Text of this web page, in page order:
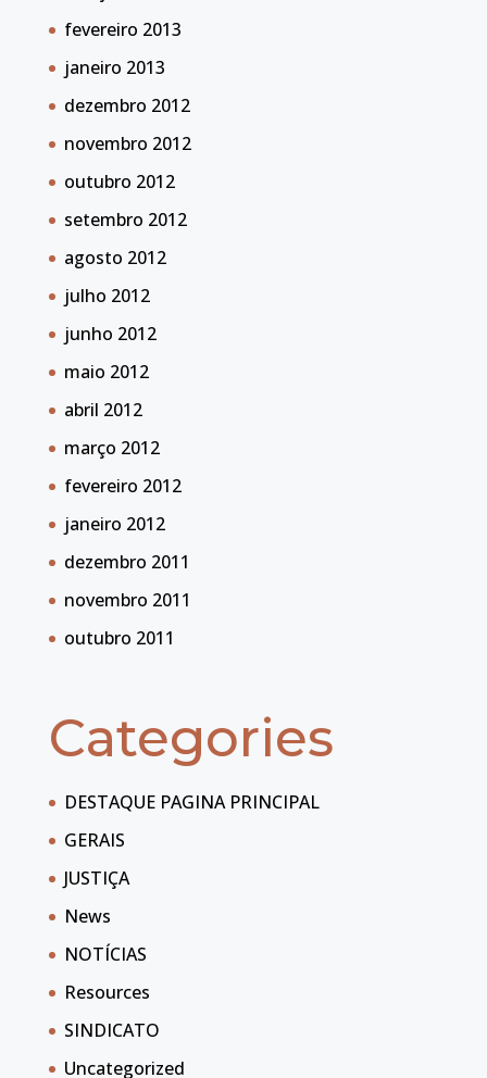
fevereiro 2013
janeiro 2013
dezembro 2012
novembro 2012
outubro 2012
setembro 2012
agosto 2012
julho 2012
junho 2012
maio 2012
abril 2012
março 2012
fevereiro 2012
janeiro 2012
dezembro 2011
novembro 2011
outubro 2011
Categories
DESTAQUE PAGINA PRINCIPAL
GERAIS
JUSTIÇA
News
NOTÍCIAS
Resources
SINDICATO
Uncategorized